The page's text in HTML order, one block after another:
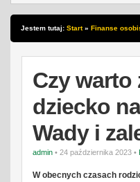
Jestem tutaj: Start» Finanse
korepetycje? Wady i zalety
Czy warto
dziecko
Wady i
admin • 24 października 2023 •
W obecnych czasach